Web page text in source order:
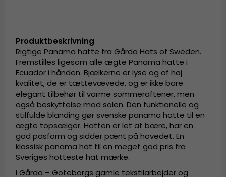
Produktbeskrivning
Rigtige Panama hatte fra Gårda Hats of Sweden.
Fremstilles ligesom alle ægte Panama hatte i
Ecuador i hånden. Bjælkerne er lyse og af høj
kvalitet, de er tættevævede, og er ikke bare
elegant tilbehør til varme sommeraftener, men
også beskyttelse mod solen. Den funktionelle og
stilfulde blanding gør svenske panama hatte til en
ægte topsælger. Hatten er let at bære, har en
god pasform og sidder pænt på hovedet. En
klassisk panama hat til en meget god pris fra
Sveriges hotteste hat mærke.
I Gårda – Göteborgs gamle tekstilarbejder og